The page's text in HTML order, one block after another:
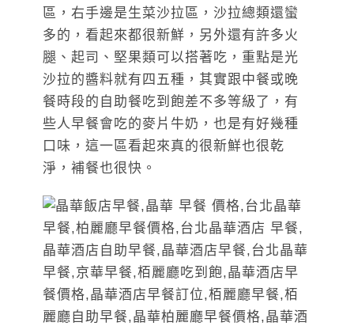
區，右手邊是生菜沙拉區，沙拉總類還蠻
多的，看起來都很新鮮，另外還有許多火
腿、起司、堅果類可以搭著吃，重點是光
沙拉的醬料就有四五種，其實跟中餐或晚
餐時段的自助餐吃到飽差不多等級了，有
些人早餐會吃的麥片牛奶，也是有好幾種
口味，這一區看起來真的很新鮮也很乾
淨，補餐也很快。